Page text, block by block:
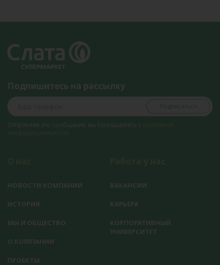
Подпишитесь на рассылку
Подписаться
Отправляя это сообщение, вы соглашаетесь с
НОВОСТИ КОМПАНИИ
ИСТОРИЯ
МЫ И ОБЩЕСТВО
О КОМПАНИИ
ПРОЕКТЫ
ВАКАНСИИ
КАРЬЕРА
КОРПОРАТИВНЫЙ
УНИВЕРСИТЕТ